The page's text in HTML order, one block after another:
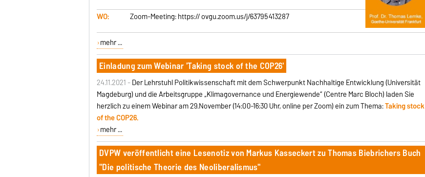
WO:
Zoom-Meeting: https:// ovgu.zoom.us/j/63795413287
mehr ...
Einladung zum Webinar 'Taking stock of the COP26'
24.11.2021 -Der Lehrstuhl Politikwissenschaft mit dem Schwerpunkt Nachhaltige Entwicklung (Universität
Magdeburg) und die Arbeitsgruppe „Klimagovernance und Energiewende“ (Centre Marc Bloch) laden Sie
herzlich zu einem Webinar am 29.November (14:00-16:30 Uhr, online per Zoom) ein zum Thema:Taking stock
of the COP26.
mehr ...
DVPW veröffentlicht eine Lesenotiz von Markus Kasseckert zu Thomas Biebrichers Buch
"Die politische Theorie des Neoliberalismus"